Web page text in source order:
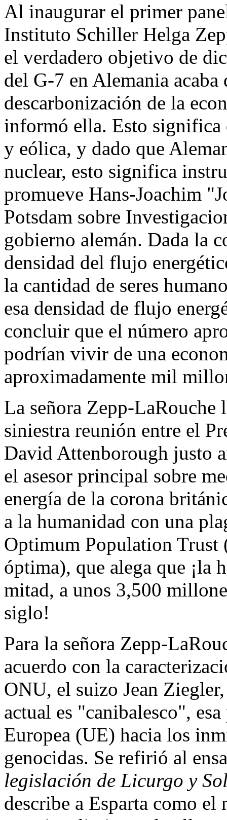
Al inaugurar el primer
Instituto Schiller Helga
el verdadero objetivo de
del G-7 en Alemania
descarbonización de la
informó ella. Esto significa
y eólica, y dado que
nuclear, esto significa
promueve Hans-Joachim
Potsdam sobre
gobierno alemán. Dada la
densidad del flujo
la cantidad de seres
esa densidad de flujo
concluir que el número
podrían vivir de una
aproximadamente mil
La señora Zepp-LaRouche
siniestra reunión entre el
David Attenborough justo
el asesor principal sobre
energía de la corona
a la humanidad con una
Optimum Population Trust
óptima), que alega que ¡la
mitad, a unos 3,500
siglo!
Para la señora Zepp-
acuerdo con la
ONU, el suizo Jean
actual es "canibalesco",
Europea (UE) hacia los
genocidas. Se refirió al
legislación de Licurgo y
describe a Esparta como